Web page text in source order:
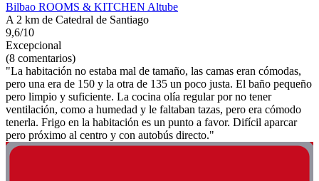
Bilbao ROOMS & KITCHEN Altube
A 2 km de Catedral de Santiago
9,6/10
Excepcional
(8 comentarios)
"La habitación no estaba mal de tamaño, las camas eran cómodas,
pero una era de 150 y la otra de 135 un poco justa. El baño pequeño
pero limpio y suficiente. La cocina olía regular por no tener
ventilación, como a humedad y le faltaban tazas, pero era cómodo
tenerla. Frigo en la habitación es un punto a favor. Difícil aparcar
pero próximo al centro y con autobús directo."